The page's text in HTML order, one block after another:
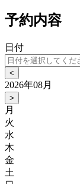
予約内容
日付
<
2026年08月
>
月
火
水
木
金
土